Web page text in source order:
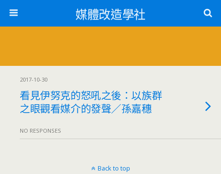
媒體改造學社
2017-10-30
看見伊努克的怒吼之後：以族群
之眼觀看媒介的發聲／孫嘉穗
NO RESPONSES
Back to top